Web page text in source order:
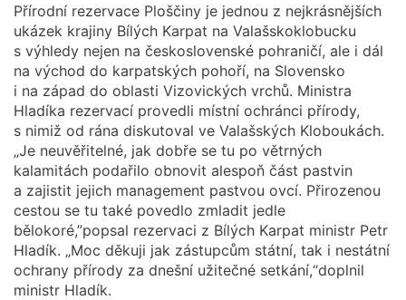
Přírodní rezervace Ploščiny je jednou z nejkrásnějších
ukázek krajiny Bílých Karpat na Valašskoklobucku
s výhledy nejen na československé pohraničí, ale i dál
na východ do karpatských pohoří, na Slovensko
i na západ do oblasti Vizovických vrchů. Ministra
Hladíka rezervací provedli místní ochránci přírody,
s nimiž od rána diskutoval ve Valašských Kloboukách.
„Je neuvěřitelné, jak dobře se tu po větrných
kalamitách podařilo obnovit alespoň část pastvin
a zajistit jejich management pastvou ovcí. Přirozenou
cestou se tu také povedlo zmladit jedle
bělokoré,”popsal rezervaci z Bílých Karpat ministr Petr
Hladík. „Moc děkuji jak zástupcům státní, tak i nestátní
ochrany přírody za dnešní užitečné setkání,“doplnil
ministr Hladík.